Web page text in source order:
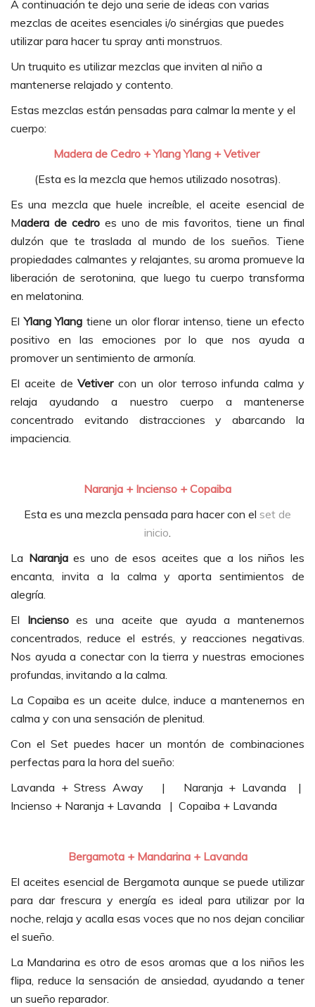
A continuación te dejo una serie de ideas con varias
mezclas de aceites esenciales i/o sinérgias que puedes
utilizar para hacer tu spray anti monstruos.
Un truquito es utilizar mezclas que inviten al niño a
mantenerse relajado y contento.
Estas mezclas están pensadas para calmar la mente y el
cuerpo:
Madera de Cedro + Ylang Ylang + Vetiver
(Esta es la mezcla que hemos utilizado nosotras).
Es una mezcla que huele increíble, el aceite esencial de
Madera de cedro es uno de mis favoritos, tiene un final
dulzón que te traslada al mundo de los sueños. Tiene
propiedades calmantes y relajantes, su aroma promueve la
liberación de serotonina, que luego tu cuerpo transforma
en melatonina.
ElYlang Ylang tiene un olor florar intenso, tiene un efecto
positivo en las emociones por lo que nos ayuda a
promover un sentimiento de armonía.
El aceite deVetivercon un olor terroso infunda calma y
relaja ayudando a nuestro cuerpo a mantenerse
concentrado evitando distracciones y abarcando la
impaciencia.
Naranja + Incienso + Copaiba
Esta es una mezcla pensada para hacer con el set de
inicio.
La Naranjaes uno de esos aceites que a los niños les
encanta, invita a la calma y aporta sentimientos de
alegría.
El Inciensoes una aceite que ayuda a mantenernos
concentrados, reduce el estrés, y reacciones negativas.
Nos ayuda a conectar con la tierra y nuestras emociones
profundas, invitando a la calma.
La Copaiba es un aceite dulce, induce a mantenernos en
calma y con una sensación de plenitud.
Con el Set puedes hacer un montón de combinaciones
perfectas para la hora del sueño:
Lavanda + Stress Away | Naranja + Lavanda |
Incienso + Naranja + Lavanda | Copaiba + Lavanda
Bergamota + Mandarina + Lavanda
El aceites esencial de Bergamota aunque se puede utilizar
para dar frescura y energía es ideal para utilizar por la
noche, relaja y acalla esas voces que no nos dejan conciliar
el sueño.
La Mandarina es otro de esos aromas que a los niños les
flipa, reduce la sensación de ansiedad, ayudando a tener
un sueño reparador.